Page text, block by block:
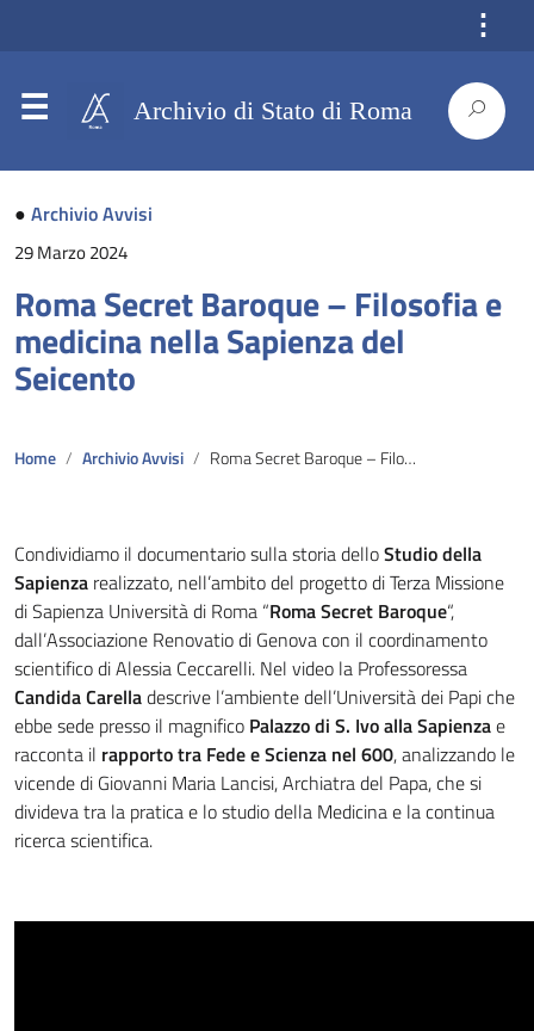
⋮
Archivio di Stato di Roma
● Archivio Avvisi
29 Marzo 2024
Roma Secret Baroque – Filosofia e
medicina nella Sapienza del
Seicento
Home Archivio Avvisi Roma Secret Baroque – Filosofia e medicina nella Sapienza del Seicento
Condividiamo il documentario sulla storia delloStudio della
Sapienza realizzato, nell’ambito del progetto di Terza Missione
di Sapienza Università di Roma “Roma Secret Baroque“,
dall’Associazione Renovatiodi Genova con il coordinamento
scientifico di Alessia Ceccarelli. Nel video la Professoressa
Candida Carelladescrive l’ambiente dell’Università dei Papi che
ebbe sede presso il magnifico Palazzo di S. Ivo alla Sapienzae
racconta il rapporto tra Fede e Scienza nel 600, analizzando le
vicende di Giovanni Maria Lancisi, Archiatra del Papa, che si
divideva tra la pratica e lo studio della Medicina e la continua
ricerca scientifica.